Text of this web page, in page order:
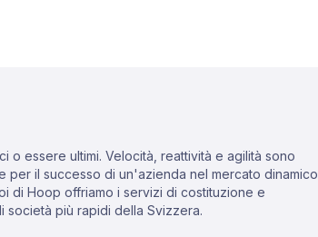
o essere ultimi. Velocità, reattività e agilità sono
per il successo di un'azienda nel mercato dinamico
di Hoop offriamo i servizi di costituzione e
società più rapidi della Svizzera.